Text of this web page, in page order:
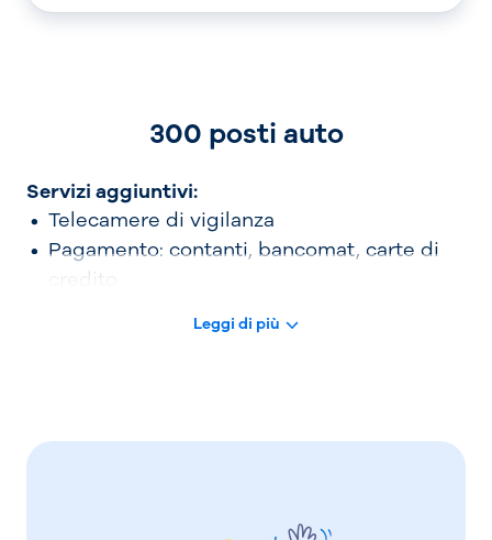
300 posti auto
Servizi aggiuntivi:
Telecamere di vigilanza
Pagamento: contanti, bancomat, carte di
credito
Leggi di più